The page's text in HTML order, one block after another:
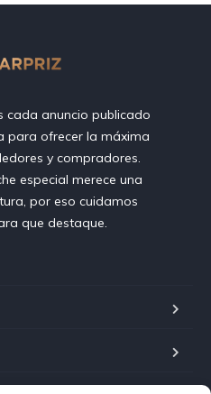
cada anuncio publicado
para ofrecer la máxima
y compradores.
especial merece una
por eso cuidamos
que destaque.